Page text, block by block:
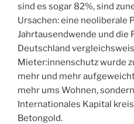
sind es sogar 82%, sind
Ursachen: eine neoliberale
Jahrtausendwende und die
Deutschland
Mieter:innenschutz wurde
mehr und mehr
mehr ums Wohnen,
Internationales Kapital
Betongold.